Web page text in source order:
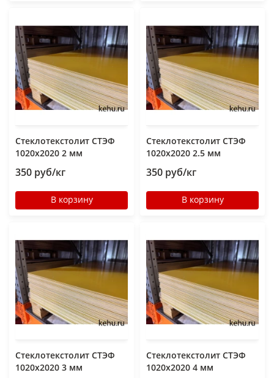
Стеклотекстолит СТЭФ
1020х2020 2 мм
350 руб/кг
В корзину
Стеклотекстолит СТЭФ
1020х2020 2.5 мм
350 руб/кг
В корзину
Стеклотекстолит СТЭФ
1020х2020 3 мм
Стеклотекстолит СТЭФ
1020х2020 4 мм